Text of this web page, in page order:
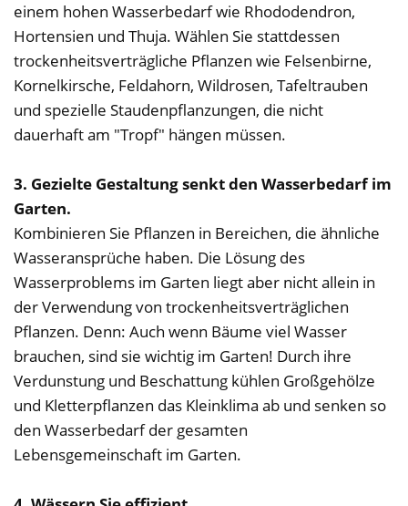
einem hohen Wasserbedarf wie Rhododendron,
Hortensien und Thuja. Wählen Sie stattdessen
trockenheitsverträgliche Pflanzen wie Felsenbirne,
Kornelkirsche, Feldahorn, Wildrosen, Tafeltrauben
und spezielle Staudenpflanzungen, die nicht
dauerhaft am "Tropf" hängen müssen.
3. Gezielte Gestaltung senkt den Wasserbedarf im
Garten.
Kombinieren Sie Pflanzen in Bereichen, die ähnliche
Wasseransprüche haben. Die Lösung des
Wasserproblems im Garten liegt aber nicht allein in
der Verwendung von trockenheitsverträglichen
Pflanzen. Denn: Auch wenn Bäume viel Wasser
brauchen, sind sie wichtig im Garten! Durch ihre
Verdunstung und Beschattung kühlen Großgehölze
und Kletterpflanzen das Kleinklima ab und senken so
den Wasserbedarf der gesamten
Lebensgemeinschaft im Garten.